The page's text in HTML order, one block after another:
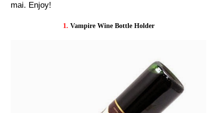
mai. Enjoy!
1. Vampire Wine Bottle Holder